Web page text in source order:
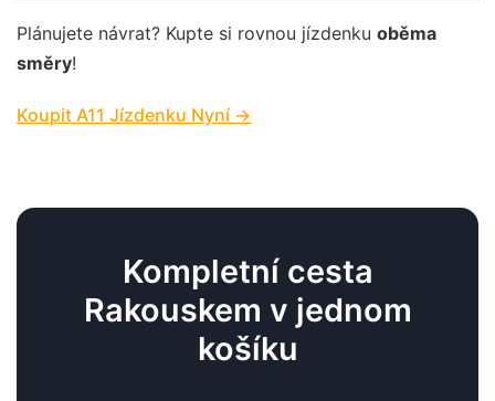
Plánujete návrat? Kupte si rovnou jízdenku oběma
směry!
Koupit A11 Jízdenku Nyní →
Kompletní cesta
Rakouskem v jednom
košíku